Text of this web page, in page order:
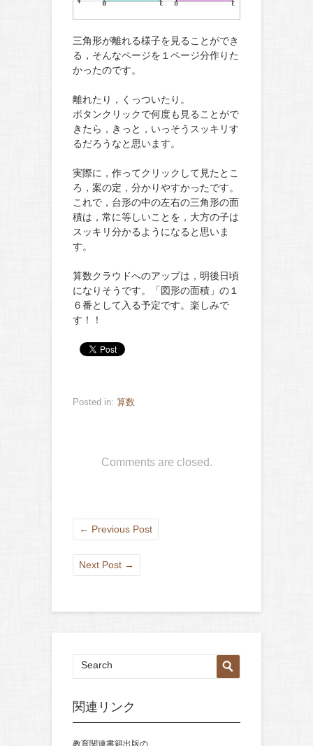
三角形が離れる様子を見ることができ
る，そんなページを１ページ分作りた
かったのです。
離れたり，くっついたり。
ボタンクリックで何度も見ることがで
きたら，きっと，いっそうスッキリす
るだろうなと思います。
実際に，作ってクリックして見たとこ
ろ，案の定，分かりやすかったです。
これで，台形の中の左右の三角形の面
積は，常に等しいことを，大方の子は
スッキリ分かるようになると思いま
す。
算数クラウドへのアップは，明後日頃
になりそうです。「図形の面積」の１
６番として入る予定です。楽しみで
す！！
Posted in: 算数
Comments are closed.
← Previous Post
Next Post →
関連リンク
教育関連書籍出版の